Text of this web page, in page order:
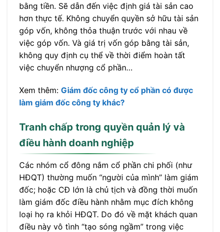
bằng tiền. Sẽ dẫn đến việc định giá tài sản cao
hơn thực tế. Không chuyển quyền sở hữu tài sản
góp vốn, không thỏa thuận trước với nhau về
việc góp vốn. Và giá trị vốn góp bằng tài sản,
không quy định cụ thể về thời điểm hoàn tất
việc chuyển nhượng cổ phần…
Xem thêm: Giám đốc công ty cổ phần có được
làm giám đốc công ty khác?
Tranh chấp trong quyền quản lý và
điều hành doanh nghiệp
Các nhóm cổ đông nắm cổ phần chi phối (như
HĐQT) thường muốn “người của mình” làm giám
đốc; hoặc CĐ lớn là chủ tịch và đồng thời muốn
làm giám đốc điều hành nhằm mục đích không
loại họ ra khỏi HĐQT. Do đó về mặt khách quan
điều này vô tình “tạo sóng ngầm” trong việc